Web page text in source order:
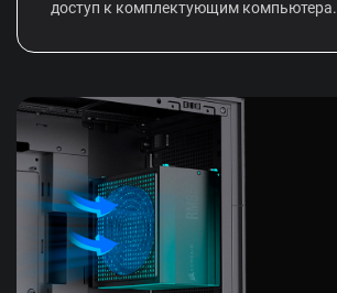
доступ к комплектующим компьютера.